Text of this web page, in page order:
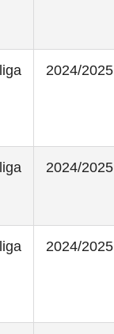
2024/2025
2024/2025
2024/2025